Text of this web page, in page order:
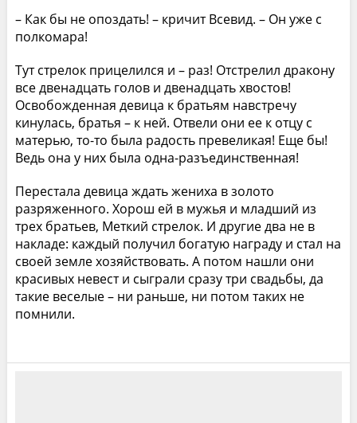
– Как бы не опоздать! – кричит Всевид. – Он уже с
полкомара!
Тут стрелок прицелился и – раз! Отстрелил дракону
все двенадцать голов и двенадцать хвостов!
Освобожденная девица к братьям навстречу
кинулась, братья – к ней. Отвели они ее к отцу с
матерью, то-то была радость превеликая! Еще бы!
Ведь она у них была одна-разъединственная!
Перестала девица ждать жениха в золото
разряженного. Хорош ей в мужья и младший из
трех братьев, Меткий стрелок. И другие два не в
накладе: каждый получил богатую награду и стал на
своей земле хозяйствовать. А потом нашли они
красивых невест и сыграли сразу три свадьбы, да
такие веселые – ни раньше, ни потом таких не
помнили.